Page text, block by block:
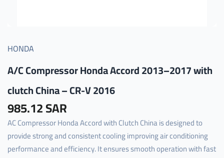
HONDA
A/C Compressor Honda Accord 2013–2017 with
clutch China – CR-V 2016
985.12 SAR
AC Compressor Honda Accord with Clutch China is designed to
provide strong and consistent cooling improving air conditioning
performance and efficiency. It ensures smooth operation with fast